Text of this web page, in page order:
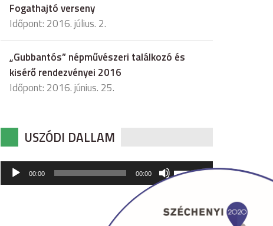
Fogathajtó verseny
Időpont: 2016. július. 2.
„Gubbantós” népművészeri találkozó és
kisérő rendezvényei 2016
Időpont: 2016. június. 25.
USZÓDI DALLAM
Audió
lejátszó
00:00 00:00
hangerő
csökkentéséhez